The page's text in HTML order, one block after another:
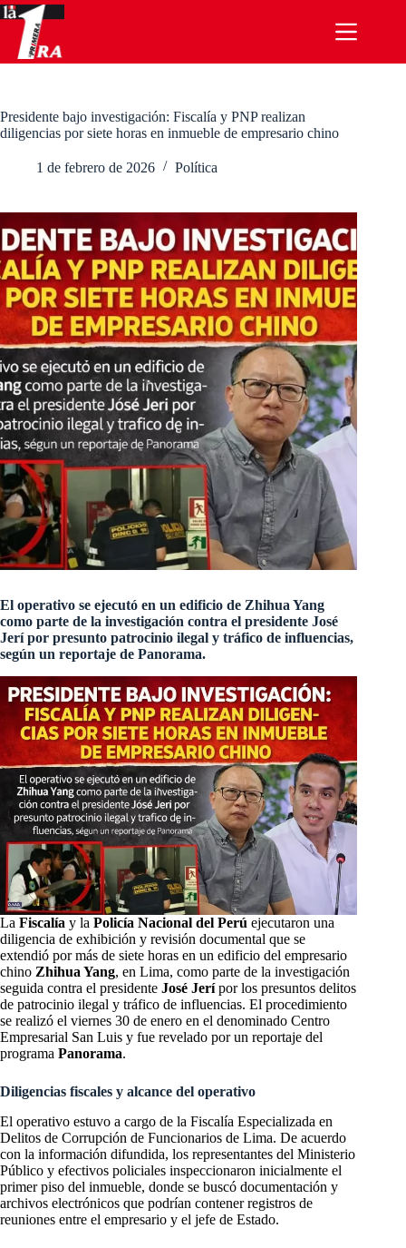
Saltar
al
contenido
Presidente bajo investigación: Fiscalía y PNP realizan
diligencias por siete horas en inmueble de empresario chino
1 de febrero de 2026 Política
El operativo se ejecutó en un edificio de Zhihua Yang
como parte de la investigación contra el presidente José
Jerí por presunto patrocinio ilegal y tráfico de influencias,
según un reportaje de Panorama.
La Fiscalía y la Policía Nacional del Perú ejecutaron una
diligencia de exhibición y revisión documental que se
extendió por más de siete horas en un edificio del empresario
chino Zhihua Yang, en Lima, como parte de la investigación
seguida contra el presidente José Jerípor los presuntos delitos
de patrocinio ilegal y tráfico de influencias. El procedimiento
se realizó el viernes 30 de enero en el denominado Centro
Empresarial San Luis y fue revelado por un reportaje del
programa Panorama.
Diligencias fiscales y alcance del operativo
El operativo estuvo a cargo de la Fiscalía Especializada en
Delitos de Corrupción de Funcionarios de Lima. De acuerdo
con la información difundida, los representantes del Ministerio
Público y efectivos policiales inspeccionaron inicialmente el
primer piso del inmueble, donde se buscó documentación y
archivos electrónicos que podrían contener registros de
reuniones entre el empresario y el jefe de Estado.